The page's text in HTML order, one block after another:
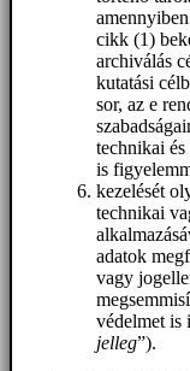
cikk (1)
archiválás
kutatási
sor, az e
technikai és
is
kezelését
technikai
adatok
vagy
védelmet is
jelleg”).